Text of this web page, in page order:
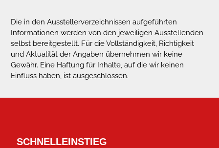
Die in den Ausstellerverzeichnissen aufgeführten
Informationen werden von den jeweiligen Ausstellenden
selbst bereitgestellt. Für die Vollständigkeit, Richtigkeit
und Aktualität der Angaben übernehmen wir keine
Gewähr. Eine Haftung für Inhalte, auf die wir keinen
Einfluss haben, ist ausgeschlossen.
SCHNELLEINSTIEG